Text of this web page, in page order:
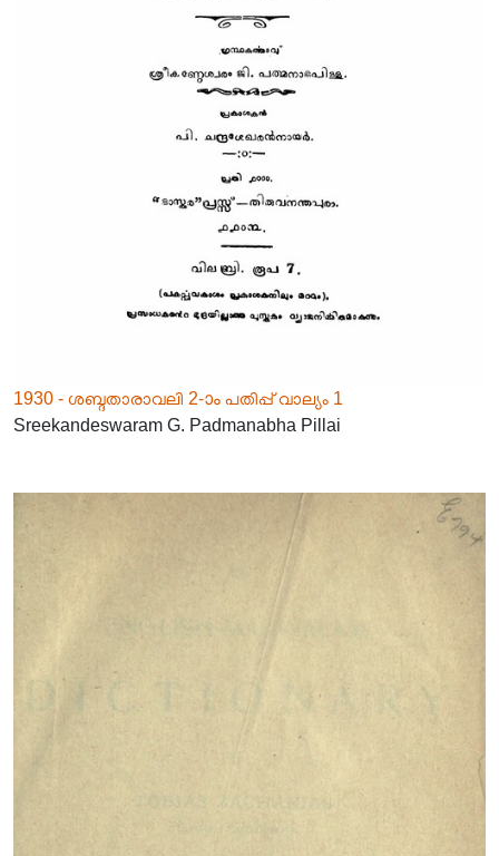
1930 - ശബ്ദതാരാവലി 2-ാം പതിപ്പ് വാല്യം 1
Sreekandeswaram G. Padmanabha Pillai